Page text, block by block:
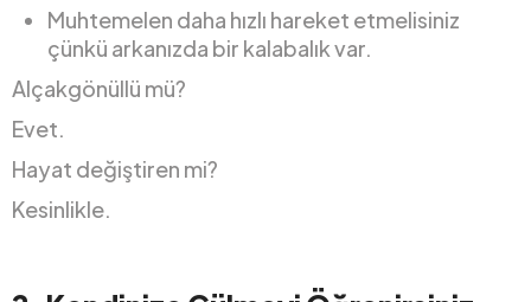
Muhtemelen daha hızlı hareket etmelisiniz
çünkü arkanızda bir kalabalık var.
Alçakgönüllü mü?
Evet.
Hayat değiştiren mi?
Kesinlikle.